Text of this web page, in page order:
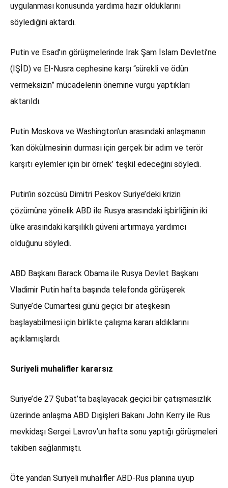
uygulanması konusunda yardıma hazır olduklarını
söylediğini aktardı.
Putin ve Esad’ın görüşmelerinde Irak Şam İslam Devleti’ne
(IŞİD) ve El-Nusra cephesine karşı “sürekli ve ödün
vermeksizin” mücadelenin önemine vurgu yaptıkları
aktarıldı.
Putin Moskova ve Washington’un arasındaki anlaşmanın
‘kan dökülmesinin durması için gerçek bir adım ve terör
karşıtı eylemler için bir örnek’ teşkil edeceğini söyledi.
Putin’in sözcüsü Dimitri Peskov Suriye’deki krizin
çözümüne yönelik ABD ile Rusya arasındaki işbirliğinin iki
ülke arasındaki karşılıklı güveni artırmaya yardımcı
olduğunu söyledi.
ABD Başkanı Barack Obama ile Rusya Devlet Başkanı
Vladimir Putin hafta başında telefonda görüşerek
Suriye’de Cumartesi günü geçici bir ateşkesin
başlayabilmesi için birlikte çalışma kararı aldıklarını
açıklamışlardı.
Suriyeli muhalifler kararsız
Suriye’de 27 Şubat’ta başlayacak geçici bir çatışmasızlık
üzerinde anlaşma ABD Dışişleri Bakanı John Kerry ile Rus
mevkidaşı Sergei Lavrov’un hafta sonu yaptığı görüşmeleri
takiben sağlanmıştı.
Öte yandan Suriyeli muhalifler ABD-Rus planına uyup